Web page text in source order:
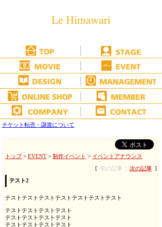
チケット転売・譲渡について
トップ> EVENT > 制作イベント > イベントアナウンス
[ 前の記事 | 次の記事 ]
テスト2
テストテストテストテストテストテストテスト
テストテストテストテスト
テストテストテストテスト
テストテストテストテスト